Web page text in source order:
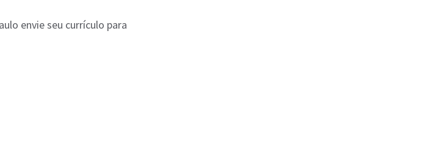
envie seu currículo para